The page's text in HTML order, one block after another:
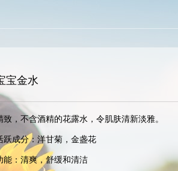
宝金水
致，不含酒精的花露水，令肌肤清新淡雅。
跃成分：洋甘菊，金盏花
能：清爽，舒缓和清洁